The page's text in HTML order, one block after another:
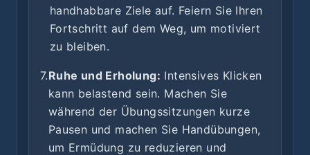
handhabbare Ziele auf. Feiern Sie Ihren
Fortschritt auf dem Weg, um motiviert
zu bleiben.
7.Ruhe und Erholung: Intensives Klicken
kann belastend sein. Machen Sie
während der Übungssitzungen kurze
Pausen und machen Sie Handübungen,
um Ermüdung zu reduzieren und